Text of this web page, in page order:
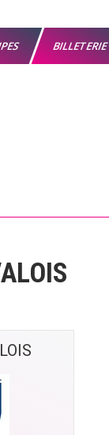
BILLETERIE